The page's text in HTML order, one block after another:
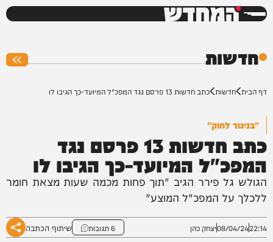
המחדש
חדשות
דף הבית חדשות כתב חדשות 13 פרסם נגד המפכ"ל המיועד-כך הגיבו לו
"בניגוד לחוק"
כתב חדשות 13 פרסם נגד
המפכ"ל המיועד-כך הגיבו לו
הגולש גל פירר הגיב "תוך פחות מכמה שעות מצאת חומר
ללכלך על המפכ"ל המוצע"
22:14
08/04/24יצחק כהן 6 תגובות שיתוף הכתבה